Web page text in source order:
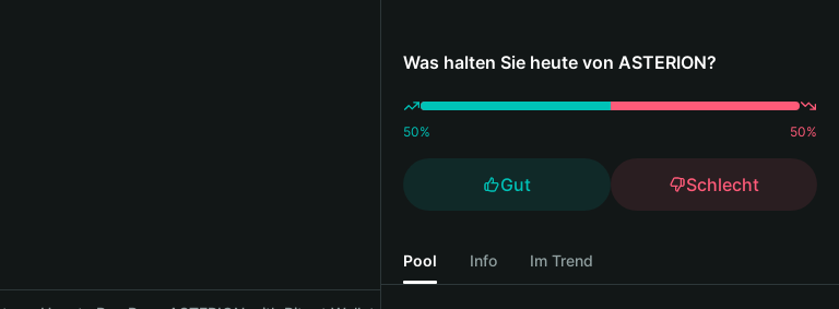
Was halten Sie heute von ASTERION?
50% 50%
Gut Schlecht
Pool Info Im Trend